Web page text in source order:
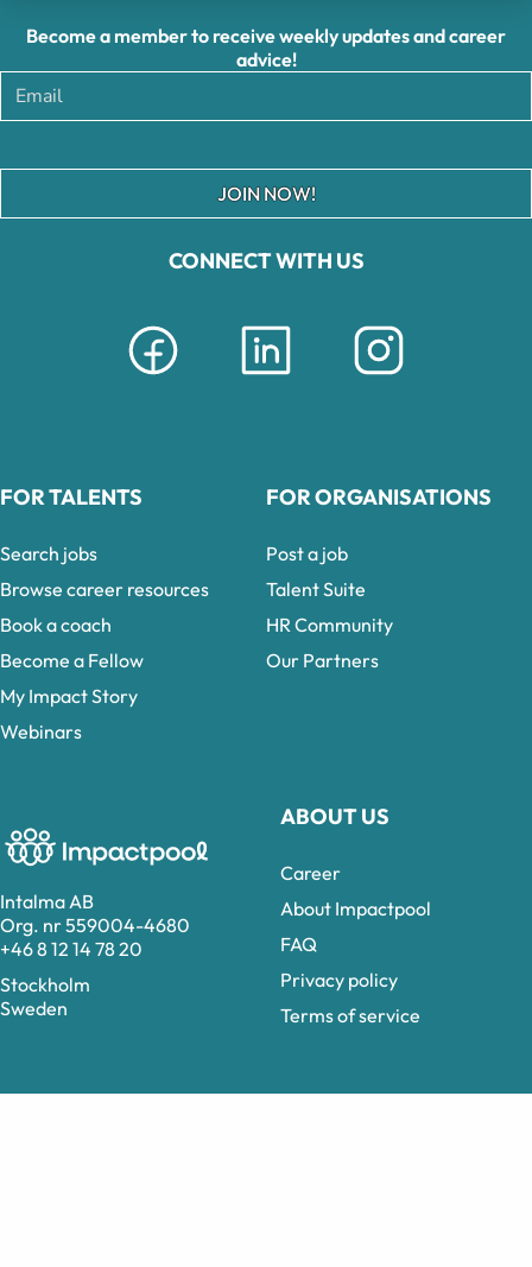
Intalma AB
Org. nr 559004-4680
+46 8 12 14 78 20
Stockholm
Sweden
CONNECT WITH US
ABOUT US
Career
About Impactpool
FAQ
Privacy policy
Terms of service
Become a member to receive weekly updates and career
advice!
JOIN NOW!
FOR TALENTS
Search jobs
Browse career resources
Book a coach
Become a Fellow
My Impact Story
Webinars
FOR ORGANISATIONS
Post a job
Talent Suite
HR Community
Our Partners